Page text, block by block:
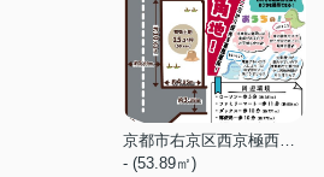
京都市右京区西京極西向河原町
- (53.89㎡)